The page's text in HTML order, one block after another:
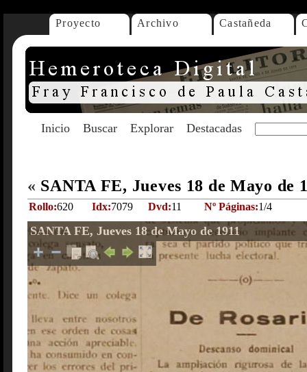
Proyecto Archivo Castañeda
Inicio Buscar Explorar Destacadas
« SANTA FE, Jueves 18 de Mayo de
Rollo:620 Idx:7079 Dvd:11 Nº Páginas:1/4
SANTA FE, Jueves 18 de Mayo de 1911